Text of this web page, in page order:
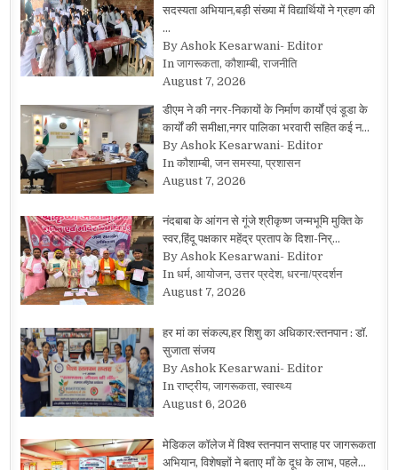
सदस्यता अभियान,बड़ी संख्या में विद्यार्थियों ने ग्रहण की
…
By Ashok Kesarwani- Editor
In जागरूकता, कौशाम्बी, राजनीति
August 7, 2026
डीएम ने की नगर-निकायों के निर्माण कार्यों एवं डूडा के
कार्यों की समीक्षा,नगर पालिका भरवारी सहित कई न…
By Ashok Kesarwani- Editor
In कौशाम्बी, जन समस्या, प्रशासन
August 7, 2026
नंदबाबा के आंगन से गूंजे श्रीकृष्ण जन्मभूमि मुक्ति के
स्वर,हिंदू पक्षकार महेंद्र प्रताप के दिशा-निर्…
By Ashok Kesarwani- Editor
In धर्म, आयोजन, उत्तर प्रदेश, धरना/प्रदर्शन
August 7, 2026
हर मां का संकल्प,हर शिशु का अधिकार:स्तनपान : डॉ.
सुजाता संजय
By Ashok Kesarwani- Editor
In राष्ट्रीय, जागरूकता, स्वास्थ्य
August 6, 2026
मेडिकल कॉलेज में विश्व स्तनपान सप्ताह पर जागरूकता
अभियान, विशेषज्ञों ने बताए माँ के दूध के लाभ, पहले…